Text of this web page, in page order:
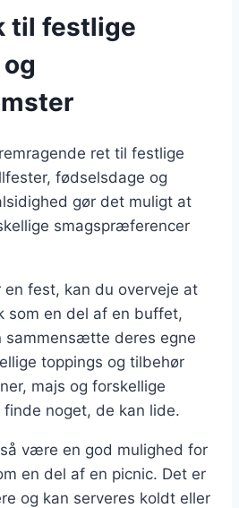
til festlige
ret til festlige
fødselsdage og
gør det muligt at
smagspræferencer
fest, kan du overveje at
som en del af en buffet,
sammensætte deres egne
toppings og tilbehør
majs og forskellige
finde noget, de kan lide.
være en god mulighed for
en del af en picnic. Det er
og kan serveres koldt eller